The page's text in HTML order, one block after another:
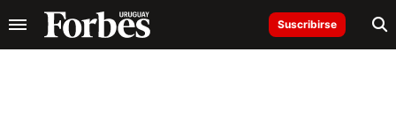
Suscribirse